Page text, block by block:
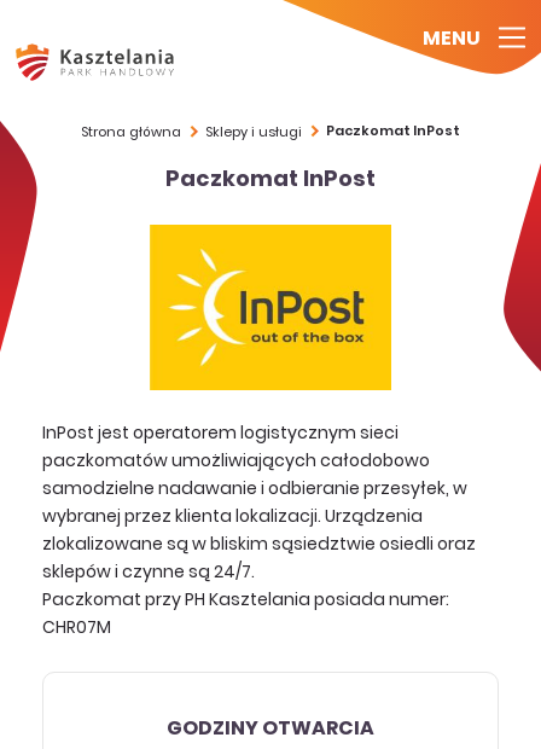
MENU
Strona główna Sklepy i usługi Paczkomat InPost
Paczkomat InPost
InPost jest operatorem logistycznym sieci
paczkomatów umożliwiających całodobowo
samodzielne nadawanie i odbieranie przesyłek, w
wybranej przez klienta lokalizacji. Urządzenia
zlokalizowane są w bliskim sąsiedztwie osiedli oraz
sklepów i czynne są 24/7.
Paczkomat przy PH Kasztelania posiada numer:
CHR07M
GODZINY OTWARCIA